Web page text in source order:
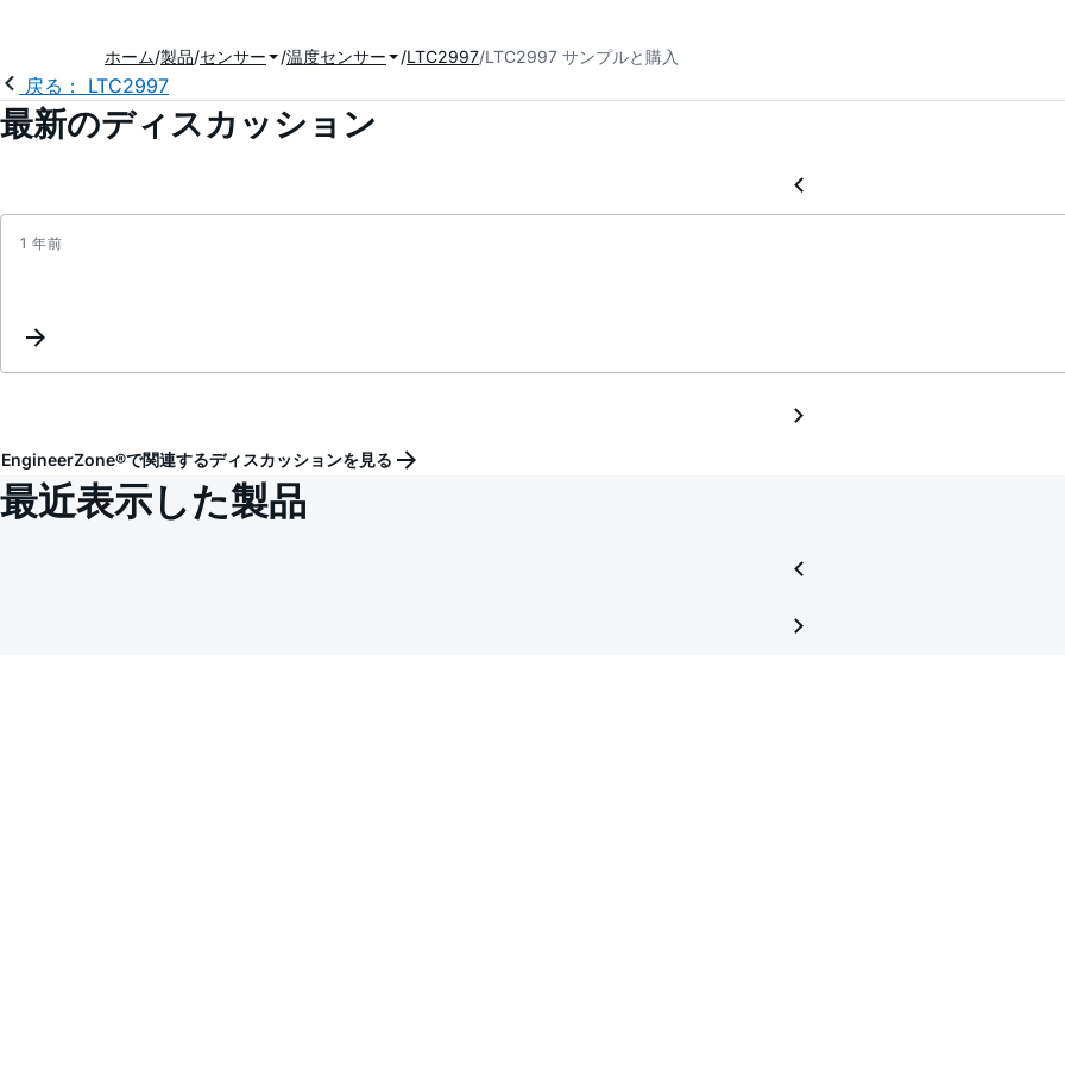
ホーム 製品 センサー 温度センサー LTC2997 LTC2997 サンプルと購入
戻る： LTC2997
最新のディスカッション
1 年前
EngineerZone®で関連するディスカッションを見る
最近表示した製品